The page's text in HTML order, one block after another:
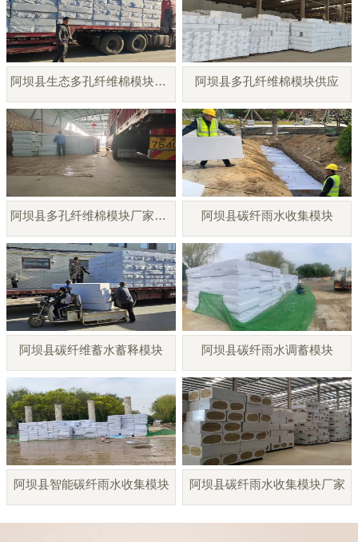
阿坝县生态多孔纤维棉模块厂家 阿坝县多孔纤维棉模块供应
阿坝县多孔纤维棉模块厂家直销 阿坝县碳纤雨水收集模块
阿坝县碳纤维蓄水蓄释模块 阿坝县碳纤雨水调蓄模块
阿坝县智能碳纤雨水收集模块 阿坝县碳纤雨水收集模块厂家